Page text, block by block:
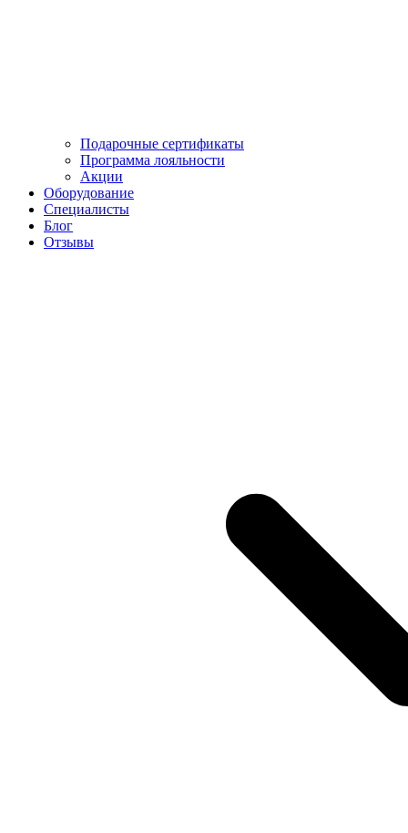
Подарочные сертификаты
Программа лояльности
Акции
Оборудование
Cпециалисты
Блог
Отзывы